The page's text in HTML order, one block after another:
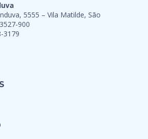
5555 – Vila Matilde, São
900
3179